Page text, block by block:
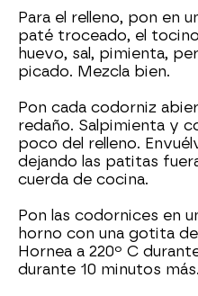
Para el relleno, pon en
paté troceado, el
huevo, sal, pimienta,
picado. Mezcla bien.
Pon cada codorniz
redaño. Salpimienta y
poco del relleno.
dejando las patitas
cuerda de cocina.
Pon las codornices en
horno con una gotita
Hornea a 220º C
durante 10 minutos más.